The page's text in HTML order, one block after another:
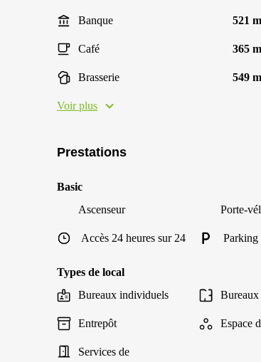
Banque 521 m
Café 365 m
Brasserie 549 m
Voir plus
Prestations
Basic
Ascenseur
Porte-
Accès 24 heures sur 24 Parking
Types de local
Bureaux individuels
Bureaux
Entrepôt Espace
Services de